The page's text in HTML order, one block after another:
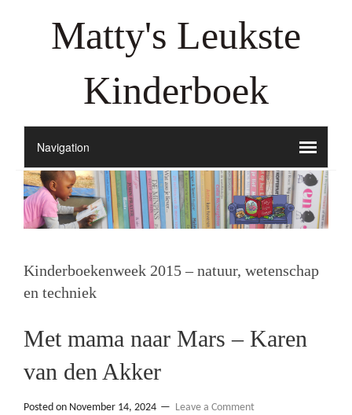
Matty's Leukste
Kinderboek
Kinderboekenweek 2015 – natuur, wetenschap
en techniek
Met mama naar Mars – Karen
van den Akker
Posted on November 14, 2024 Leave a Comment